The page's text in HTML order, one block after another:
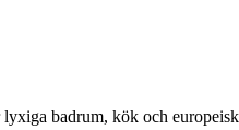
badrum, kök och